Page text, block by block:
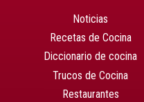
Noticias
Recetas de Cocina
Diccionario de cocina
Trucos de Cocina
Restaurantes